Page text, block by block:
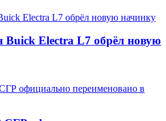
Buick Electra L7 обрёл новую